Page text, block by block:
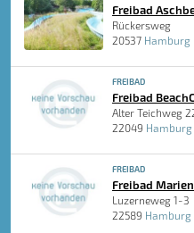
Freibad
Rückersweg
20537 Hamburg
FREIBAD
Freibad
Alter Teichweg
22049 Hamburg
FREIBAD
Freibad
Luzerneweg 1-3
22589 Hamburg